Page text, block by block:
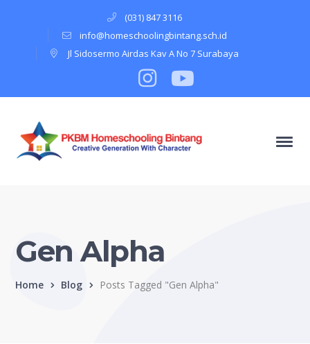
(031) 847 3116
info@homeschoolingbintang.sch.id
Jl Sidosermo Airdas Kav A No 7 Surabaya
Instagram
Profile
Youtube
Gen Alpha
Home Blog Posts Tagged "Gen Alpha"